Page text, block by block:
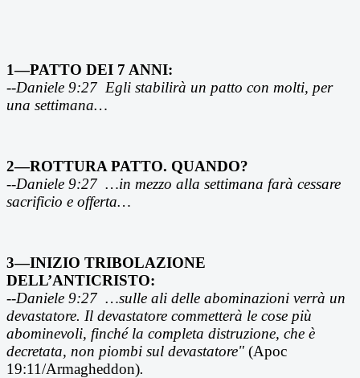
1—PATTO DEI 7 ANNI:
--Daniele 9:27 Egli stabilirà un patto con molti, per
una settimana…
2—ROTTURA PATTO. QUANDO?
--Daniele 9:27 …in mezzo alla settimana farà cessare
sacrificio e offerta…
3—INIZIO TRIBOLAZIONE
DELL’ANTICRISTO:
--Daniele 9:27 …sulle ali delle abominazioni verrà un
devastatore. Il devastatore commetterà le cose più
abominevoli, finché la completa distruzione, che è
decretata, non piombi sul devastatore" (Apoc
19:11/Armagheddon).